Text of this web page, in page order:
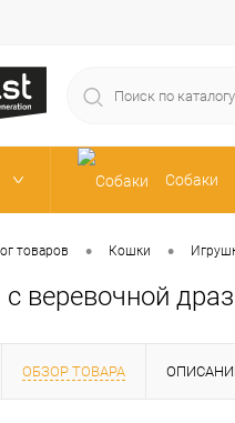
Собаки
Рыбки
товаров • Кошки •
с веревочной
ОБЗОР ТОВАРА